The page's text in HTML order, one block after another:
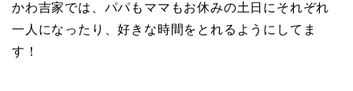
かわ吉家では、パパもママもお休みの土日にそれぞれ
一人になったり、好きな時間をとれるようにしてま
す！